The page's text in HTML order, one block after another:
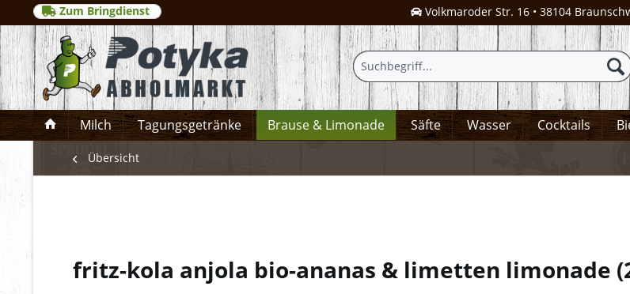
Zum Bringdienst Volkmaroder Str. 16 • 38104
Milch Tagungsgetränke Brause & Limonade Säfte Wasser Cocktails
Übersicht
fritz-kola anjola bio-ananas & limetten limonade (